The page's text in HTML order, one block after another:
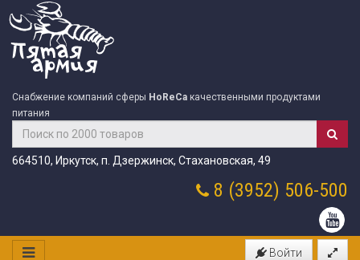
Снабжение компаний сферы HoReCa качественными продуктами
питания
664510, Иркутск, п. Дзержинск, Стахановская, 49
8 (3952) 506-500
Войти